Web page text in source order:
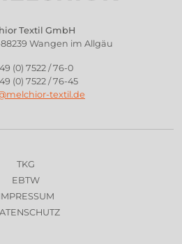
Textil GmbH
Wangen im Allgäu
(0) 7522 / 76-0
(0) 7522 / 76-45
textil.de
TKG
EBTW